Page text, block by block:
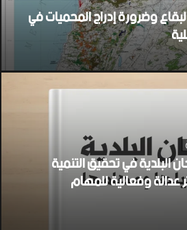
وضرورة إدراج المحميات في
البلدية في تحقيق التنمية
عدالة وفعالية للمهام